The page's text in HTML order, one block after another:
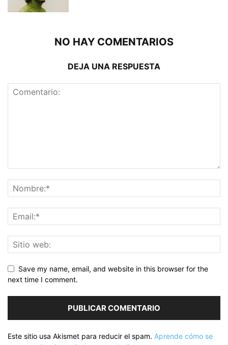
NO HAY COMENTARIOS
DEJA UNA RESPUESTA
Save my name, email, and website in this browser for the
next time I comment.
Este sitio usa Akismet para reducir el spam. Aprende cómo se